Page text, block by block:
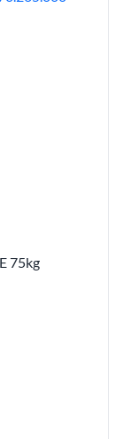
75kg